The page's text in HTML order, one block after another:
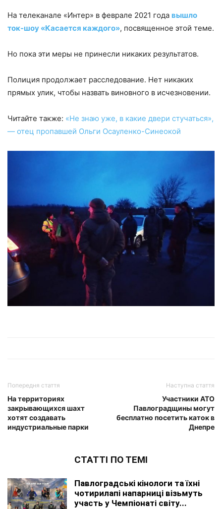
На телеканале «Интер» в феврале 2021 года вышло
ток-шоу «Касается каждого», посвященное этой теме.
Но пока эти меры не принесли никаких результатов.
Полиция продолжает расследование. Нет никаких
прямых улик, чтобы назвать виновного в исчезновении.
Читайте также: «Не знаю уже, в какие двери стучаться»,
— отец пропавшей Ольги Осауленко-Синеокой
Попередня стаття
На территориях
закрывающихся шахт
хотят создавать
индустриальные парки
Наступна стаття
Участники АТО
Павлоградщины могут
бесплатно посетить каток в
Днепре
СТАТТІ ПО ТЕМІ
Павлоградські кінологи та їхні
чотирилапі напарниці візьмуть
участь у Чемпіонаті світу...